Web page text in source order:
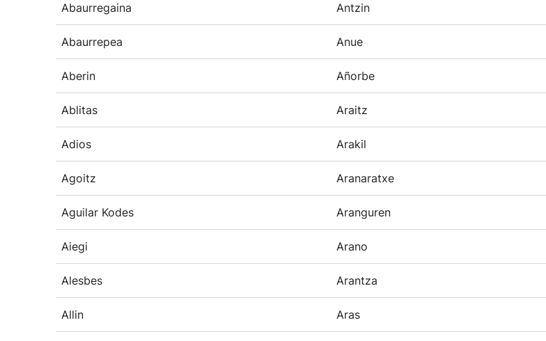
Abaurregaina Antzin
Abaurrepea Anue
Aberin Añorbe
Ablitas Araitz
Adios Arakil
Agoitz Aranaratxe
Aguilar Kodes Aranguren
Aiegi Arano
Alesbes Arantza
Allin Aras